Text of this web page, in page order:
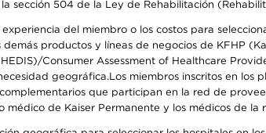
sección 504 de la Ley de Rehabilitación
del miembro o los costos para
productos y líneas de negocios de KFHP
Consumer Assessment of Healthcare
geográfica.Los miembros inscritos en los
que participan en la red de
de Kaiser Permanente y los médicos de